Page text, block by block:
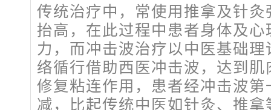
传统治疗中，常使用推拿及针
抬高，在此过程中患者身体及
力，而冲击波治疗以中医基础
络循行借助西医冲击波，达到
修复粘连作用，患者经冲击波
减，比起传统中医如针灸、推